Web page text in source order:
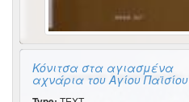
Κόνιτσα στα αγιασμένα
αχνάρια του Αγίου Παϊσίου